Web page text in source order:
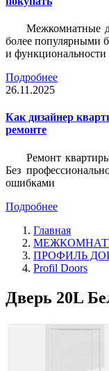
Межкомнатные
более популярными
и функциональности
Подробнее
26.11.2025
Как дизайнер
ремонте
Ремонт
Без
ошибками
Подробнее
Главная
ПРОФИЛЬ
Profil Doors
Дверь 20L